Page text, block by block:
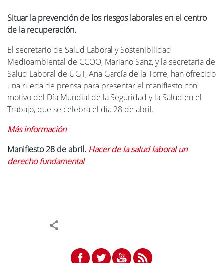
Situar la prevención de los riesgos laborales en el centro
de la recuperación.
El secretario de Salud Laboral y Sostenibilidad
Medioambiental de CCOO, Mariano Sanz, y la secretaria de
Salud Laboral de UGT, Ana García de la Torre, han ofrecido
una rueda de prensa para presentar el manifiesto con
motivo del Día Mundial de la Seguridad y la Salud en el
Trabajo, que se celebra el día 28 de abril.
Más información
Manifiesto 28 de abril. Hacer de la salud laboral un
derecho fundamental